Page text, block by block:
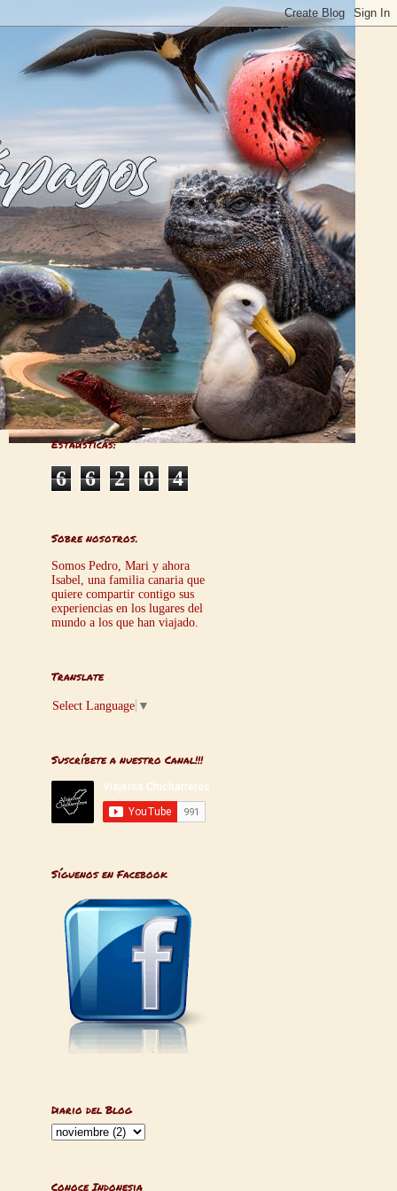
Estadísticas:
6 6 2 0 4
Sobre nosotros.
Somos Pedro, Mari y ahora
Isabel, una familia canaria que
quiere compartir contigo sus
experiencias en los lugares del
mundo a los que han viajado.
Translate
Select Language ▼
Suscríbete a nuestro Canal!!!
Síguenos en Facebook
Diario del Blog
Conoce Indonesia